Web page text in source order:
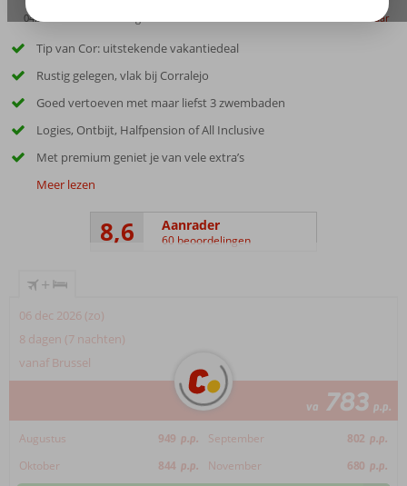
04:30 bewaar
Tip van Cor: uitstekende vakantiedeal
Rustig gelegen, vlak bij Corralejo
Goed vertoeven met maar liefst 3 zwembaden
Logies, Ontbijt, Halfpension of All Inclusive
Met premium geniet je van vele extra’s
Meer lezen
8,6 Aanrader
60 beoordelingen
+
06 dec 2026 (zo)
8 dagen (7 nachten)
vanaf Brussel
va 783 p.p.
Augustus 949 p.p. September 802 p.p.
Oktober
844 p.p. November 680 p.p.